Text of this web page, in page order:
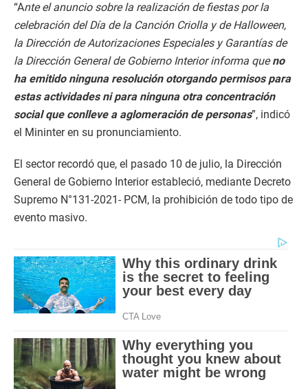
“Ante el anuncio sobre la realización de fiestas por la
celebración del Día de la Canción Criolla y de Halloween,
la Dirección de Autorizaciones Especiales y Garantías de
la Dirección General de Gobierno Interior informa queno
ha emitido ninguna resolución otorgando permisos para
estas actividades ni para ninguna otra concentración
social que conlleve a aglomeración de personas”, indicó
el Mininter en su pronunciamiento.
El sector recordó que, el pasado 10 de julio, la Dirección
General de Gobierno Interior estableció, mediante Decreto
Supremo N°131-2021- PCM, la prohibición de todo tipo de
evento masivo.